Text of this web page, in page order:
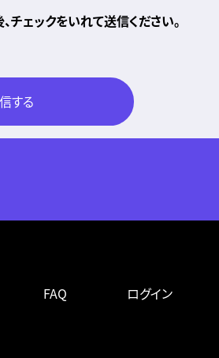
チェックをいれて送信ください。
FAQ ログイン